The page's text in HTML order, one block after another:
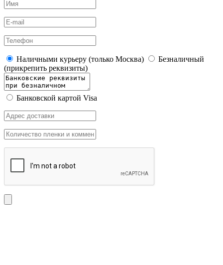
Наличными курьеру (только Москва)
Безналичный
(прикрепить реквизиты)
Банковской картой Visa